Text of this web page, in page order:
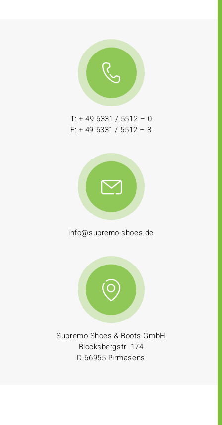
T: + 49 6331 / 5512 – 0
F: + 49 6331 / 5512 – 8
info@supremo-shoes.de
Supremo Shoes & Boots GmbH
Blocksbergstr. 174
D-66955 Pirmasens